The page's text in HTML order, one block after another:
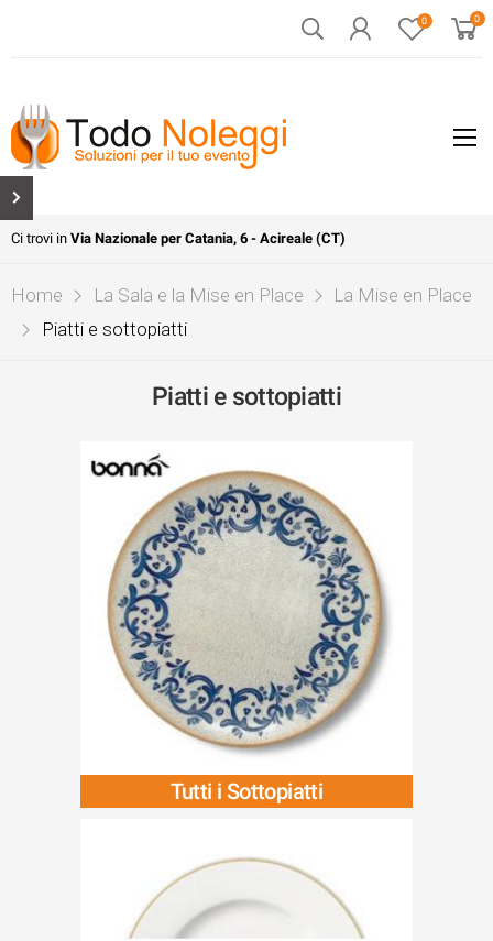
0 0
Ci trovi in Via Nazionale per Catania, 6 - Acireale (CT)
Home La Sala e la Mise en Place
La Mise en Place
Piatti e sottopiatti
Piatti e sottopiatti
Tutti i Sottopiatti